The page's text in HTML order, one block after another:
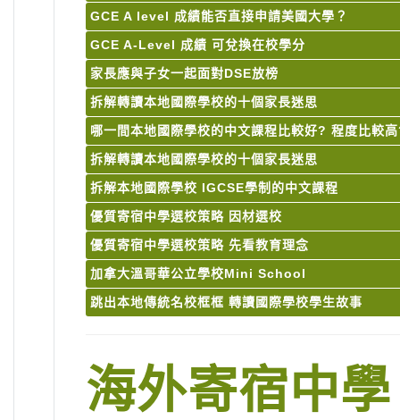
GCE A level 成績能否直接申請美國大學？
GCE A-Level 成績 可兌換在校學分
家長應與子女一起面對DSE放榜
拆解轉讀本地國際學校的十個家長迷思
哪一間本地國際學校的中文課程比較好? 程度比較
拆解轉讀本地國際學校的十個家長迷思
拆解本地國際學校 IGCSE學制的中文課程
優質寄宿中學選校策略 因材選校
優質寄宿中學選校策略 先看教育理念
加拿大溫哥華公立學校Mini School
跳出本地傳統名校框框 轉讀國際學校學生故事
海外寄宿中學